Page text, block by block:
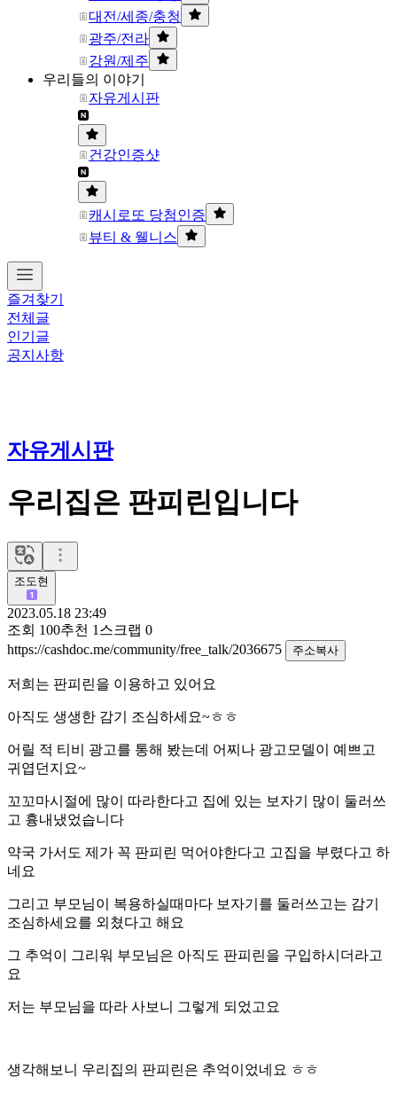
대전/세종/충청
광주/전라
강원/제주
우리들의 이야기
자유게시판
건강인증샷
캐시로또 당첨인증
뷰티 & 웰니스
즐겨찾기
전체글
인기글
공지사항
자유게시판
우리집은 판피린입니다
조도현
2023.05.18 23:49
조회 100추천 1 스크랩 0
https://cashdoc.me/community/free_talk/2036675
주소복사
저희는 판피린을 이용하고 있어요
아직도 생생한 감기 조심하세요~ㅎㅎ
어릴 적 티비 광고를 통해 봤는데 어찌나 광고모델이 예쁘고
귀엽던지요~
꼬꼬마시절에 많이 따라한다고 집에 있는 보자기 많이 둘러쓰
고 흉내냈었습니다
약국 가서도 제가 꼭 판피린 먹어야한다고 고집을 부렸다고 하
네요
그리고 부모님이 복용하실때마다 보자기를 둘러쓰고는 감기
조심하세요를 외쳤다고 해요
그 추억이 그리워 부모님은 아직도 판피린을 구입하시더라고
요
저는 부모님을 따라 사보니 그렇게 되었고요
생각해보니 우리집의 판피린은 추억이었네요 ㅎㅎ